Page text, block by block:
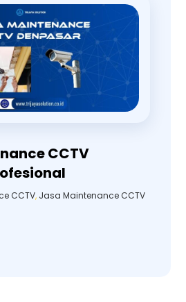
CCTV
CCTV, Jasa Maintenance CCTV